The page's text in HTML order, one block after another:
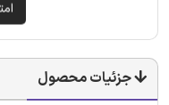
جزئیات محصول